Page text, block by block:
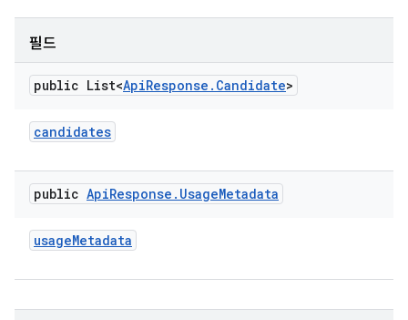
필드
public List<ApiResponse . Candidate>
candidates
public ApiResponse . UsageMetadata
usageMetadata